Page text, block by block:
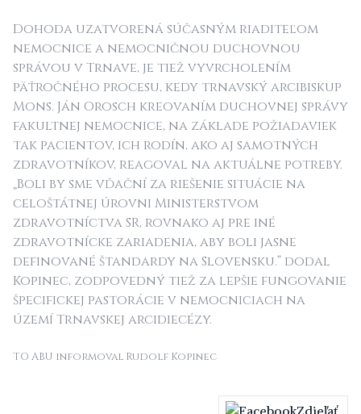
Dohoda uzatvorená súčasným riaditeľom
nemocnice a nemocničnou duchovnou
správou v Trnave, je tiež vyvrcholením
päťročného procesu, kedy trnavský arcibiskup
Mons. Ján Orosch kreovaním duchovnej správy
fakultnej nemocnice, na základe požiadaviek
tak pacientov, ich rodín, ako aj samotných
zdravotníkov, reagoval na aktuálne potreby.
„Boli by sme vďační za riešenie situácie na
celoštátnej úrovni Ministerstvom
zdravotníctva SR, rovnako aj pre iné
zdravotnícke zariadenia, aby boli jasne
definované štandardy na Slovensku.“ dodal
Kopinec, zodpovedný tiež za lepšie fungovanie
špecifickej pastorácie v nemocniciach na
území Trnavskej arcidiecézy.
TO ABU informoval Rudolf Kopinec
Zdieľať